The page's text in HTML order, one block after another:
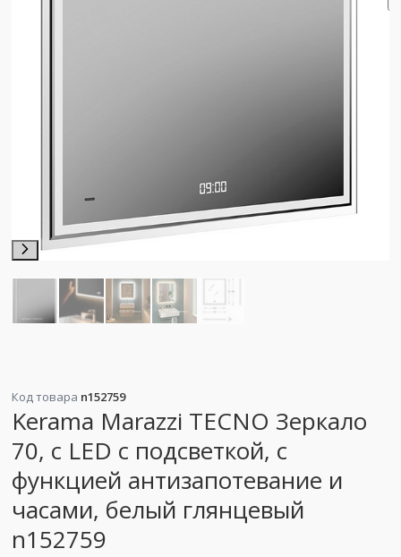
Код товара n152759
Kerama Marazzi TECNO Зеркало
70, c LED с подсветкой, с
функцией антизапотевание и
часами, белый глянцевый
n152759